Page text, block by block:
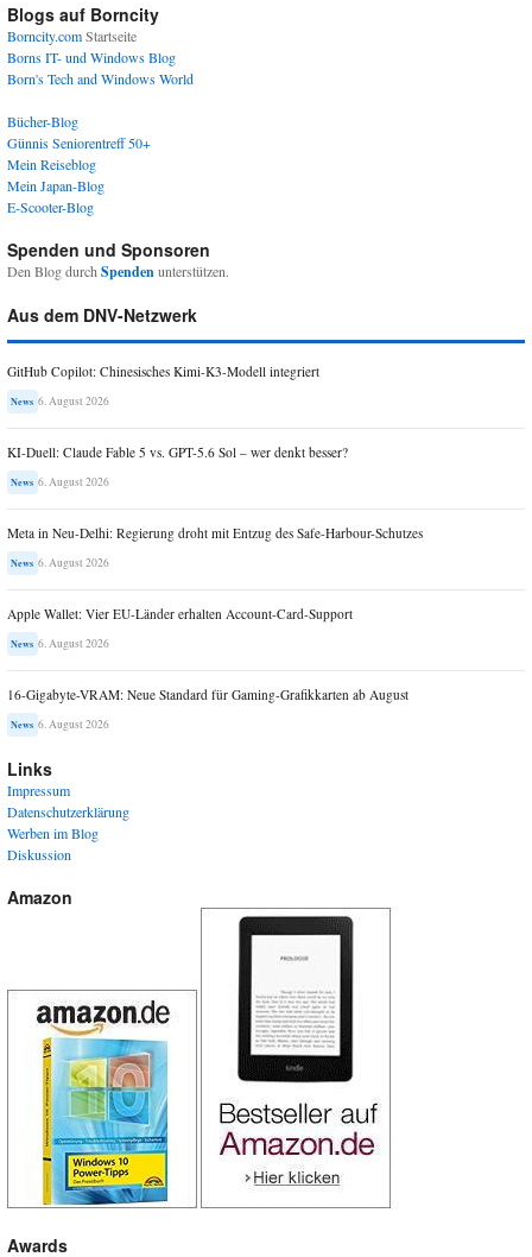
Blogs auf Borncity
Borncity.comStartseite
Borns IT- und Windows Blog
Born's Tech and Windows World
Bücher-Blog
Günnis Seniorentreff 50+
Mein Reiseblog
Mein Japan-Blog
E-Scooter-Blog
Spenden und Sponsoren
Den Blog durch Spendenunterstützen.
Aus dem DNV-Netzwerk
GitHub Copilot: Chinesisches Kimi-K3-Modell integriert
News 6. August 2026
KI-Duell: Claude Fable 5 vs. GPT-5.6 Sol – wer denkt besser?
News 6. August 2026
Meta in Neu-Delhi: Regierung droht mit Entzug des Safe-Harbour-Schutzes
News 6. August 2026
Apple Wallet: Vier EU-Länder erhalten Account-Card-Support
News 6. August 2026
16-Gigabyte-VRAM: Neue Standard für Gaming-Grafikkarten ab August
News 6. August 2026
Links
Impressum
Datenschutzerklärung
Werben im Blog
Diskussion
Amazon
Awards